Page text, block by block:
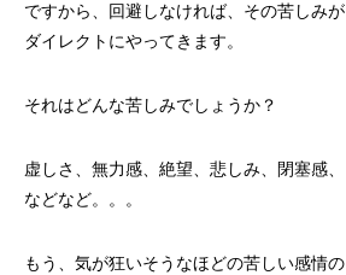
ですから、回避しなければ、その苦しみが
ダイレクトにやってきます。
それはどんな苦しみでしょうか？
虚しさ、無力感、絶望、悲しみ、閉塞感、
などなど。。。
もう、気が狂いそうなほどの苦しい感情の